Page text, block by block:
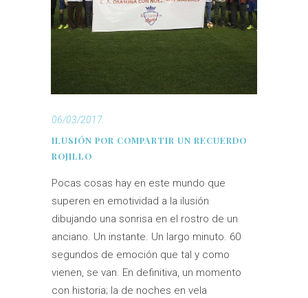
06/03/2017
ILUSIÓN POR COMPARTIR UN RECUERDO
ROJILLO
Pocas cosas hay en este mundo que
superen en emotividad a la ilusión
dibujando una sonrisa en el rostro de un
anciano. Un instante. Un largo minuto. 60
segundos de emoción que tal y como
vienen, se van. En definitiva, un momento
con historia; la de noches en vela